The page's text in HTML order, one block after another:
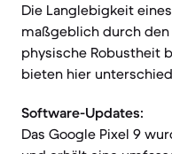
Die Langlebigkeit
maßgeblich durch
physische Robustheit
bieten hier
Software-Updates:
Das Google Pixel 9